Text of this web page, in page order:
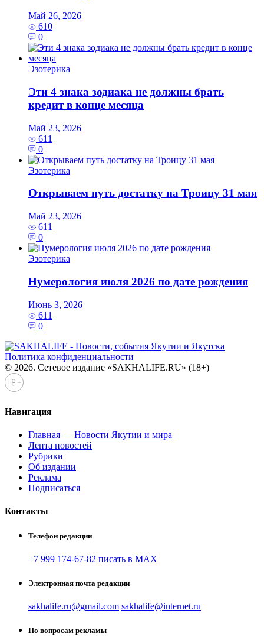
Май 26, 2026
610
0
Эзотерика
Эти 4 знака зодиака не должны брать
кредит в конце месяца
Май 23, 2026
611
0
Эзотерика
Открываем путь достатку на Троицу 31 мая
Май 23, 2026
611
0
Эзотерика
Нумерология июля 2026 по дате рождения
Июнь 3, 2026
611
0
Политика конфиденциальности
© 2026. Сетевое издание «SAKHALIFE.RU» (18+)
Навигация
Главная — Новости Якутии и мира
Лента новостей
Рубрики
Об издании
Реклама
Подписаться
Контакты
Телефон редакции
+7 999 174-67-82 писать в MAX
Электронная почта редакции
sakhalife.ru@gmail.com sakhalife@internet.ru
По вопросам рекламы